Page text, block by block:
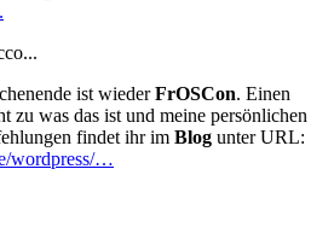
ist wiederFrOSCon. Einen
zu was das ist und meine persönlichen
findet ihr im Blog unter URL:
wordpress/…